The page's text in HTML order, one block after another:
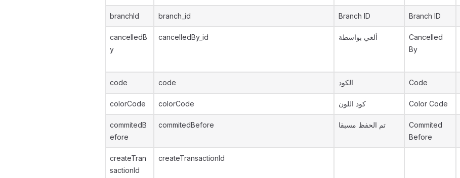
branchId branch_id Branch ID Branch ID
cancelledB
y
cancelledBy_id ألغي بواسطة
Cancelled
By
code code الكود Code
colorCode colorCode كود اللون Color Code
commitedB
efore
commitedBefore تم الحفظ مسبقا
Commited
Before
createTran
sactionId
createTransactionId